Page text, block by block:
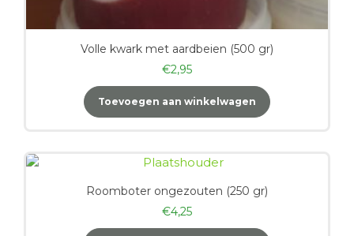
Volle kwark met aardbeien (500 gr)
€2,95
Toevoegen aan winkelwagen
Roomboter ongezouten (250 gr)
€4,25